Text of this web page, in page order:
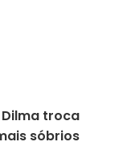
troca
sóbrios